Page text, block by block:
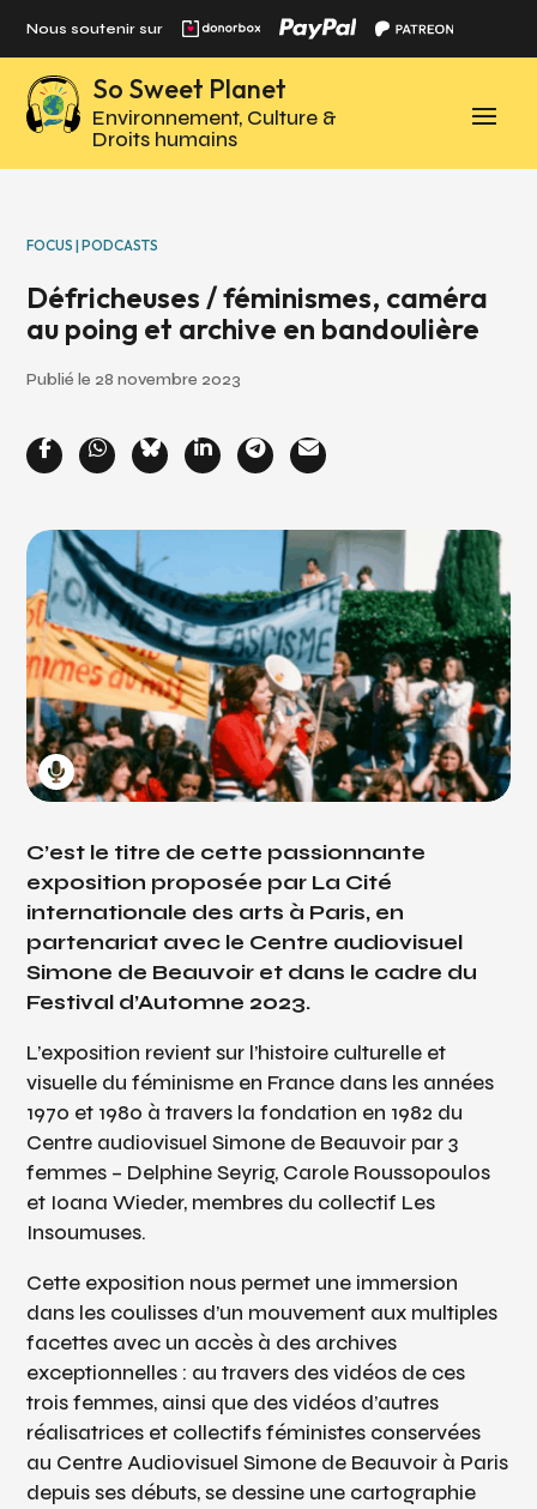
Nous soutenir sur
So Sweet Planet
Environnement, Culture &
Droits humains
FOCUS | PODCASTS
Défricheuses / féminismes, caméra
au poing et archive en bandoulière
Publié le 28 novembre 2023
C’est le titre de cette passionnante
exposition proposée par La Cité
internationale des arts à Paris, en
partenariat avec le Centre audiovisuel
Simone de Beauvoir et dans le cadre du
Festival d’Automne 2023.
L’exposition revient sur l’histoire culturelle et
visuelle du féminisme en France dans les années
1970 et 1980 à travers la fondation en 1982 du
Centre audiovisuel Simone de Beauvoir par 3
femmes – Delphine Seyrig, Carole Roussopoulos
et Ioana Wieder, membres du collectif Les
Insoumuses.
Cette exposition nous permet une immersion
dans les coulisses d’un mouvement aux multiples
facettes avec un accès à des archives
exceptionnelles : au travers des vidéos de ces
trois femmes, ainsi que des vidéos d’autres
réalisatrices et collectifs féministes conservées
au Centre Audiovisuel Simone de Beauvoir à Paris
depuis ses débuts, se dessine une cartographie
Panneau de gestion des cookies